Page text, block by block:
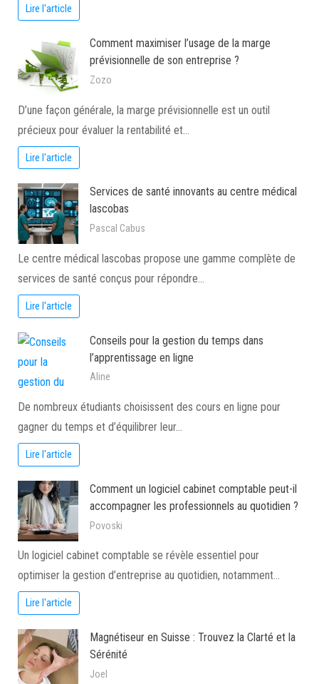
Lire l'article
Comment maximiser l’usage de la marge
prévisionnelle de son entreprise ?
Zozo
D’une façon générale, la marge prévisionnelle est un outil
précieux pour évaluer la rentabilité et…
Lire l'article
Services de santé innovants au centre médical
lascobas
Pascal Cabus
Le centre médical lascobas propose une gamme complète de
services de santé conçus pour répondre…
Lire l'article
Conseils pour la gestion du temps dans
l’apprentissage en ligne
Aline
De nombreux étudiants choisissent des cours en ligne pour
gagner du temps et d’équilibrer leur…
Lire l'article
Comment un logiciel cabinet comptable peut-il
accompagner les professionnels au quotidien ?
Povoski
Un logiciel cabinet comptable se révèle essentiel pour
optimiser la gestion d’entreprise au quotidien, notamment…
Lire l'article
Magnétiseur en Suisse : Trouvez la Clarté et la
Sérénité
Joel